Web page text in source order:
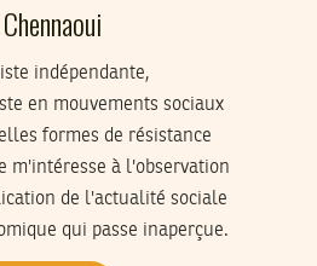
indépendante,
en mouvements sociaux
formes de résistance
m'intéresse à l'observation
de l'actualité sociale
qui passe inaperçue.